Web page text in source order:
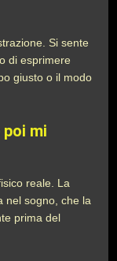
Si sente
di esprimere
giusto o il modo
mi
reale. La
nel sogno, che la
prima del